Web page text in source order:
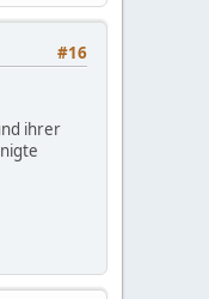
#16
ihrer